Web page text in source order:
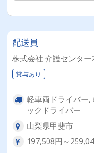
配送員
株式会社 介護センタ
賞与あり
軽車両ドライバー,
ックドライバー
山梨県甲斐市
197,508円～